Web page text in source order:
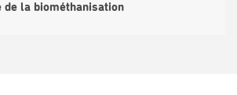
de la biométhanisation